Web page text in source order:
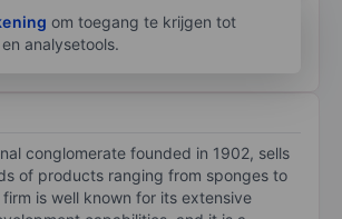
om toegang te krijgen tot
analysetools.
conglomerate founded in 1902, sells
of products ranging from sponges to
is well known for its extensive